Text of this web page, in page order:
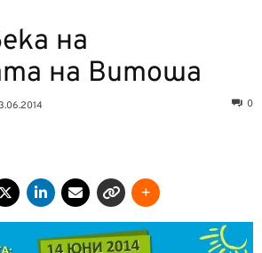
на
на Витоша
0